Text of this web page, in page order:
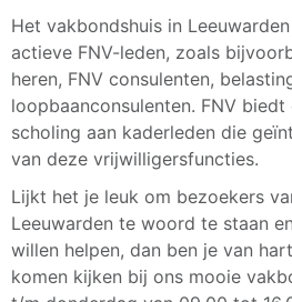
Het vakbondshuis in
actieve FNV-leden, zoals
heren, FNV consulenten,
loopbaanconsulenten. FNV
scholing aan kaderleden die
van deze vrijwilligersfuncties.
Lijkt het je leuk om bezoekers
Leeuwarden te woord te staan
willen helpen, dan ben je van
komen kijken bij ons mooie